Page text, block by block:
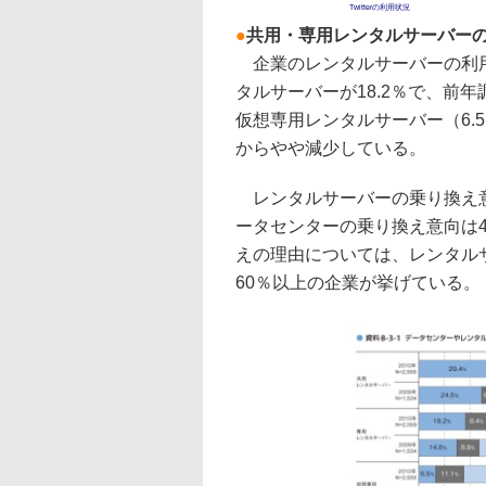
Twitterの利用状況
●共用・専用レンタルサーバー
企業のレンタルサーバーの利
タルサーバーが18.2％で、前
仮想専用レンタルサーバー（
からやや減少している。
レンタルサーバーの乗り換え
ータセンターの乗り換え意向
えの理由については、レンタ
60％以上の企業が挙げている。